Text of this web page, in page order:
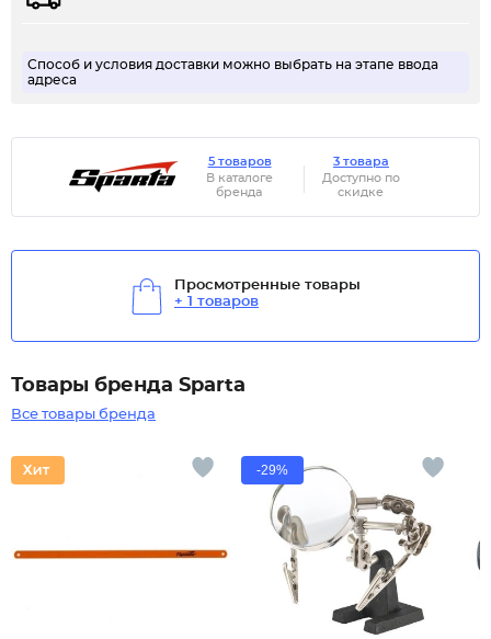
Способ и условия доставки можно выбрать на этапе ввода
адреса
5 товаров
В каталоге
бренда
3 товара
Доступно по
скидке
Просмотренные товары
+ 1 товаров
Товары бренда Sparta
Все товары бренда
-29%